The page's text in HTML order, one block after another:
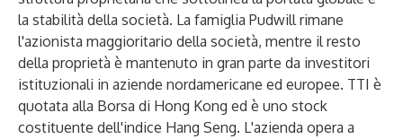
la stabilità della società. La famiglia Pudwill rimane
l'azionista maggioritario della società, mentre il resto
della proprietà è mantenuto in gran parte da investitori
istituzionali in aziende nordamericane ed europee. TTI è
quotata alla Borsa di Hong Kong ed è uno stock
costituente dell'indice Hang Seng. L'azienda opera a